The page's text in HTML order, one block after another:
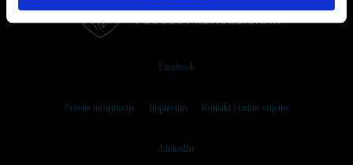
Facebook
Pravne informacije Impresum Kontakt i radno vrijeme
LinkedIn